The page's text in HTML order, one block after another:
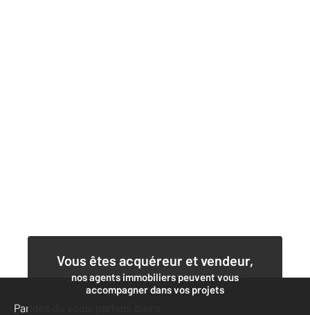
Vous êtes acquéreur et vendeur,
nos agents immobiliers peuvent vous
accompagner dans vos projets
Parlons de vous, parlons biens